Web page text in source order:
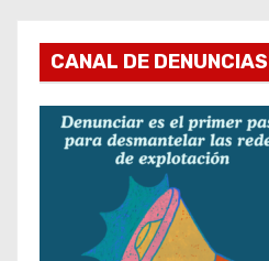
CANAL DE DENUNCIAS